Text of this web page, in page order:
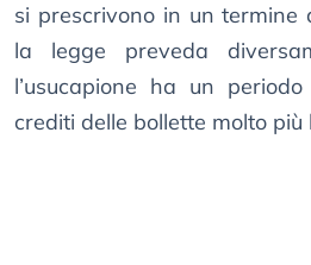
si prescrivono in un termine
la legge preveda
l’usucapione ha un
crediti delle bollette molto più